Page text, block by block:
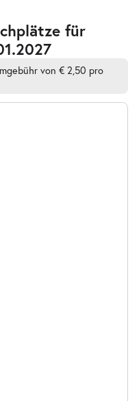
für
von € 2,50 pro